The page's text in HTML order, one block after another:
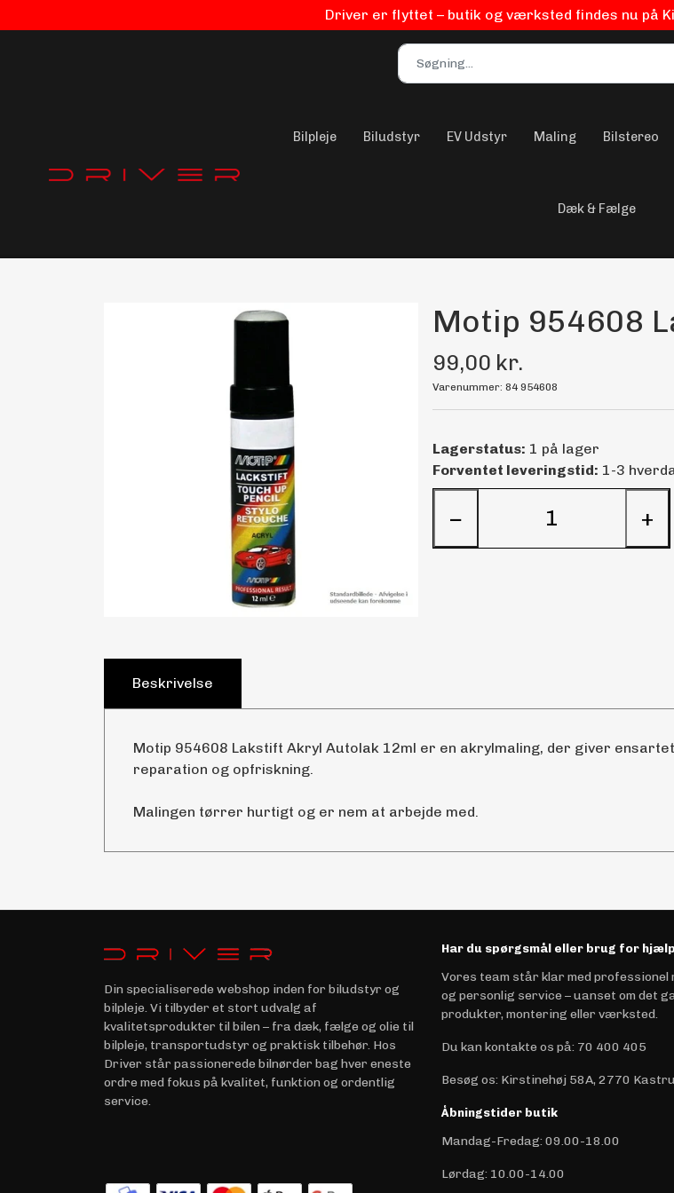
Driver er flyttet – butik og værksted findes nu på
Bilpleje Biludstyr EV Udstyr Maling Bilstereo
Dæk & Fælge
Motip 954608
99,00 kr.
Varenummer: 84 954608
Lagerstatus: 1 på lager
Forventet leveringstid: 1-3
− +
Beskrivelse
Motip 954608 Lakstift Akryl Autolak 12ml er en akrylmaling, der giver
reparation og opfriskning.
Malingen tørrer hurtigt og er nem at arbejde med.
Din specialiserede webshop inden for biludstyr og
bilpleje. Vi tilbyder et stort udvalg af
kvalitetsprodukter til bilen – fra dæk, fælge og olie til
bilpleje, transportudstyr og praktisk tilbehør. Hos
Driver står passionerede bilnørder bag hver eneste
ordre med fokus på kvalitet, funktion og ordentlig
service.
Har du spørgsmål eller brug for
Vores team står klar med professionel
og personlig service – uanset om det
produkter, montering eller værksted.
Du kan kontakte os på: 70 400 405
Besøg os: Kirstinehøj 58A, 2770
Åbningstider butik
Mandag-Fredag: 09.00-18.00
Lørdag: 10.00-14.00